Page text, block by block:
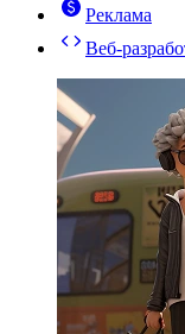
Реклама
Веб-